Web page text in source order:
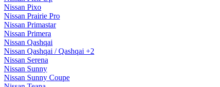
Nissan Pixo
Nissan Prairie Pro
Nissan Primastar
Nissan Primera
Nissan Qashqai
Nissan Qashqai / Qashqai +2
Nissan Serena
Nissan Sunny
Nissan Sunny Coupe